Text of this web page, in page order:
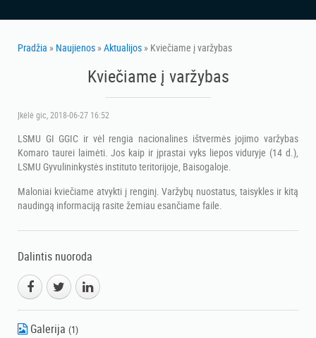
Pradžia » Naujienos »Aktualijos » Kviečiame į varžybas
Kviečiame į varžybas
Įkėlė gic, 2018-06-27 16:52
LSMU GI GGIC ir vėl rengia nacionalines ištvermės jojimo varžybas
Komaro taurei laimėti. Jos kaip ir įprastai vyks liepos viduryje (14 d.),
LSMU Gyvulininkystės instituto teritorijoje, Baisogaloje.
Maloniai kviečiame atvykti į renginį. Varžybų nuostatus, taisykles ir kitą
naudingą informaciją rasite žemiau esančiame faile.
Dalintis nuoroda
Galerija (1)